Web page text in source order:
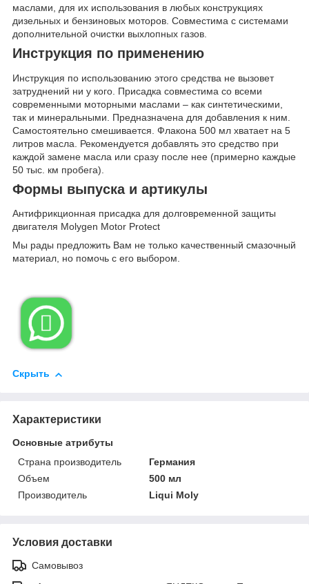
маслами, для их использования в любых конструкциях
дизельных и бензиновых моторов. Совместима с системами
дополнительной очистки выхлопных газов.
Инструкция по применению
Инструкция по использованию этого средства не вызовет
затруднений ни у кого. Присадка совместима со всеми
современными моторными маслами – как синтетическими,
так и минеральными. Предназначена для добавления к ним.
Самостоятельно смешивается. Флакона 500 мл хватает на 5
литров масла. Рекомендуется добавлять это средство при
каждой замене масла или сразу после нее (примерно каждые
50 тыс. км пробега).
Формы выпуска и артикулы
Антифрикционная присадка для долговременной защиты
двигателя Molygen Motor Protect
Мы рады предложить Вам не только качественный смазочный
материал, но помочь с его выбором.

Скрыть
Характеристики
Основные атрибуты
Страна производитель
Германия
Объем
500 мл
Производитель
Liqui Moly
Условия доставки
Самовывоз